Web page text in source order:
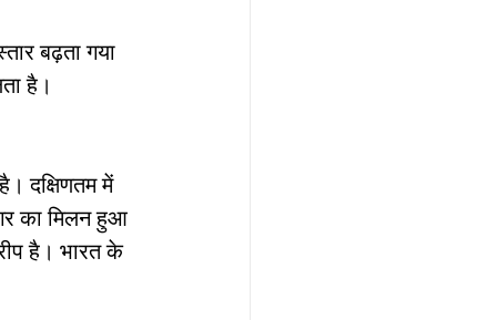
बढ़ता गया
है।
का मिलन हुआ
है। भारत के